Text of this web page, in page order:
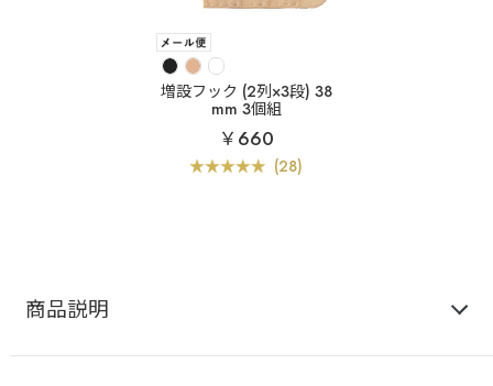
増設フック (2列×3段) 38
mm 3個組
￥660
(28)
商品説明